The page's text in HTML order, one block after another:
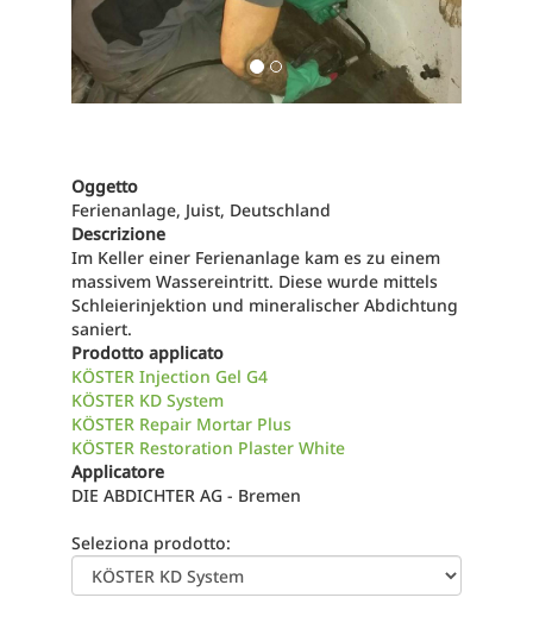
Oggetto
Ferienanlage, Juist, Deutschland
Descrizione
Im Keller einer Ferienanlage kam es zu einem
massivem Wassereintritt. Diese wurde mittels
Schleierinjektion und mineralischer Abdichtung
saniert.
Prodotto applicato
KÖSTER Injection Gel G4
KÖSTER KD System
KÖSTER Repair Mortar Plus
KÖSTER Restoration Plaster White
Applicatore
DIE ABDICHTER AG - Bremen
Seleziona prodotto: